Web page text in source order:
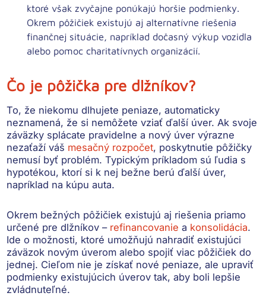
ktoré však zvyčajne ponúkajú horšie podmienky.
Okrem pôžičiek existujú aj alternatívne riešenia
finančnej situácie, napríklad dočasný výkup vozidla
alebo pomoc charitatívnych organizácií.
Čo je pôžička pre dlžníkov?
To, že niekomu dlhujete peniaze, automaticky
neznamená, že si nemôžete vziať ďalší úver. Ak svoje
záväzky splácate pravidelne a nový úver výrazne
nezaťaží váš mesačný rozpočet, poskytnutie pôžičky
nemusí byť problém. Typickým príkladom sú ľudia s
hypotékou, ktorí si k nej bežne berú ďalší úver,
napríklad na kúpu auta.
Okrem bežných pôžičiek existujú aj riešenia priamo
určené pre dlžníkov – refinancovanie a konsolidácia.
Ide o možnosti, ktoré umožňujú nahradiť existujúci
záväzok novým úverom alebo spojiť viac pôžičiek do
jednej. Cieľom nie je získať nové peniaze, ale upraviť
podmienky existujúcich úverov tak, aby boli lepšie
zvládnuteľné.